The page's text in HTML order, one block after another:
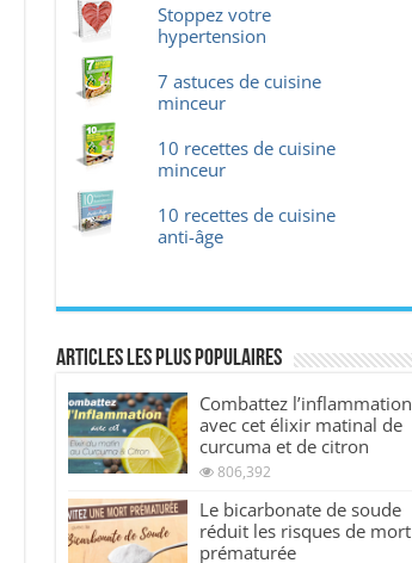
Stoppez votre
hypertension
7 astuces de cuisine
minceur
10 recettes de cuisine
minceur
10 recettes de cuisine
anti-âge
Articles les plus Populaires
Combattez l’inflammation
avec cet élixir matinal de
curcuma et de citron
806,392
Le bicarbonate de soude
réduit les risques de mort
prématurée